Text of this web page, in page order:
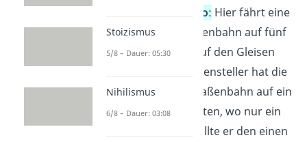
Das Switch-Szenario: Hier fährt eine
ungebremste Straßenbahn auf fünf
Menschen zu, die auf den Gleisen
arbeiten. Der Weichensteller hat die
Möglichkeit, die Straßenbahn auf ein
Nebengleis umzuleiten, wo nur ein
Mensch arbeitet. Sollte er den einen
Stoizismus
5/8 – Dauer: 05:30
Nihilismus
6/8 – Dauer: 03:08